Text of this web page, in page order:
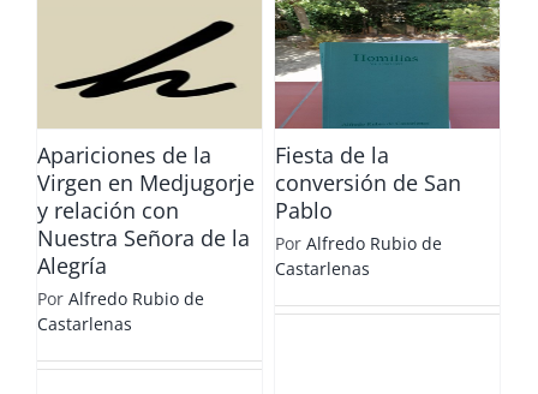
Apariciones de la
Virgen en Medjugorje
y relación con
Nuestra Señora de la
Alegría
Por Alfredo Rubio de
Castarlenas
Fiesta de la
conversión de
San Pablo
Fiesta de la
conversión de San
Pablo
Por Alfredo Rubio de
Castarlenas